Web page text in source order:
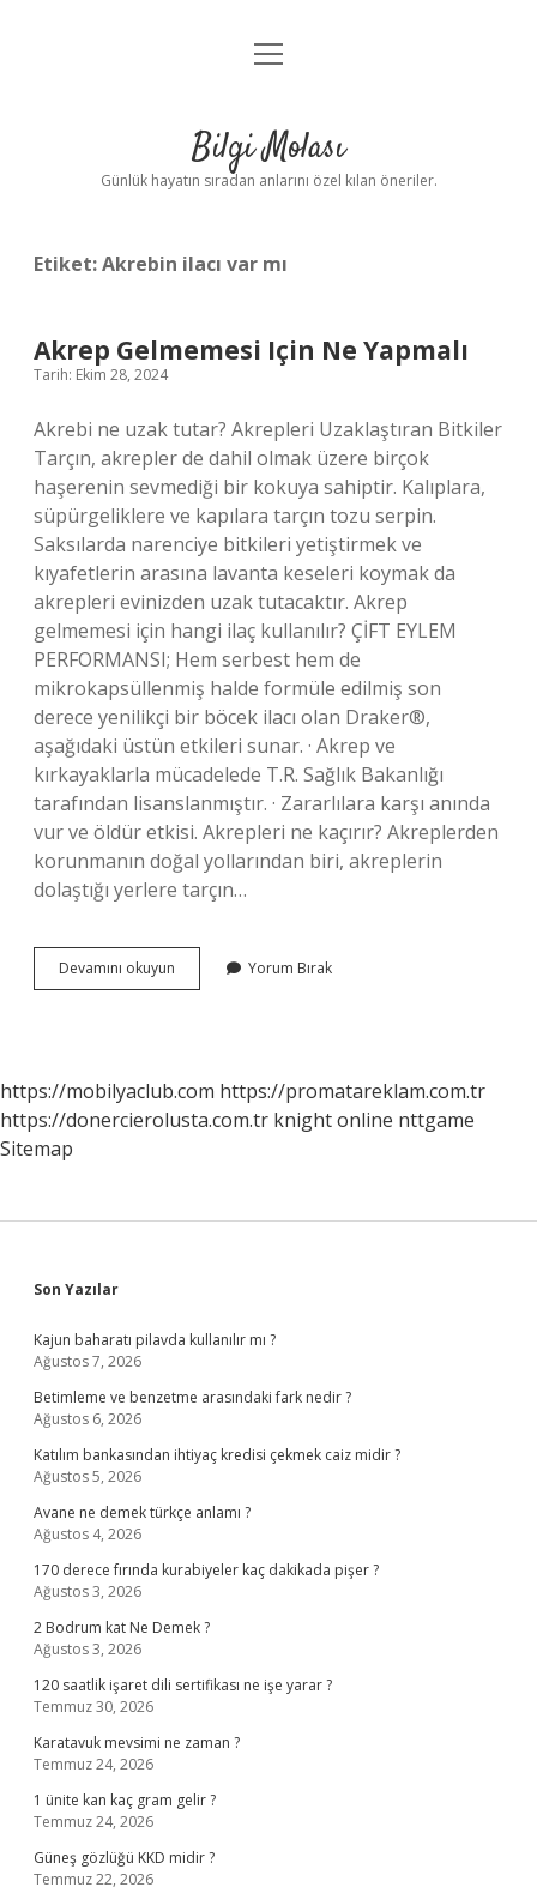
Anasayfa
Yasal Uyarı
menüyü
Bilgi Molası
Günlük hayatın sıradan anlarını özel kılan öneriler.
Etiket:Akrebin ilacı var mı
Akrep Gelmemesi Için Ne Yapmalı
Tarih: Ekim 28, 2024
Akrebi ne uzak tutar? Akrepleri Uzaklaştıran Bitkiler
Tarçın, akrepler de dahil olmak üzere birçok
haşerenin sevmediği bir kokuya sahiptir. Kalıplara,
süpürgeliklere ve kapılara tarçın tozu serpin.
Saksılarda narenciye bitkileri yetiştirmek ve
kıyafetlerin arasına lavanta keseleri koymak da
akrepleri evinizden uzak tutacaktır. Akrep
gelmemesi için hangi ilaç kullanılır? ÇİFT EYLEM
PERFORMANSI; Hem serbest hem de
mikrokapsüllenmiş halde formüle edilmiş son
derece yenilikçi bir böcek ilacı olan Draker®,
aşağıdaki üstün etkileri sunar. · Akrep ve
kırkayaklarla mücadelede T.R. Sağlık Bakanlığı
tarafından lisanslanmıştır. · Zararlılara karşı anında
vur ve öldür etkisi. Akrepleri ne kaçırır? Akreplerden
korunmanın doğal yollarından biri, akreplerin
dolaştığı yerlere tarçın…
Devamını okuyun
Gelmemesi
Yorum Bırak
https://mobilyaclub.com https://promatareklam.com.tr
https://donercierolusta.com.tr knight online nttgame
Sitemap
Sidebar
Son Yazılar
Kajun baharatı pilavda kullanılır mı ?
Ağustos 7, 2026
Betimleme ve benzetme arasındaki fark nedir ?
Ağustos 6, 2026
Katılım bankasından ihtiyaç kredisi çekmek caiz midir ?
Ağustos 5, 2026
Avane ne demek türkçe anlamı ?
Ağustos 4, 2026
170 derece fırında kurabiyeler kaç dakikada pişer ?
Ağustos 3, 2026
2 Bodrum kat Ne Demek ?
Ağustos 3, 2026
120 saatlik işaret dili sertifikası ne işe yarar ?
Temmuz 30, 2026
Karatavuk mevsimi ne zaman ?
Temmuz 24, 2026
1 ünite kan kaç gram gelir ?
Temmuz 24, 2026
Güneş gözlüğü KKD midir ?
Temmuz 22, 2026